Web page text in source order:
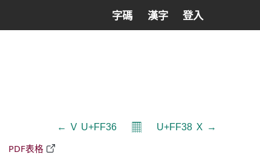
字碼 漢字 登入
← Ｖ U+FF36 𝄜 U+FF38 Ｘ →
PDF表格